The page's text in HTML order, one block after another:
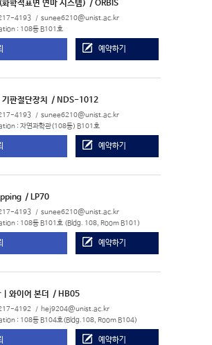
학적표면 연마 시스템) / ORBIS
4193 sunee6210@unist.ac.kr
: 108동 B101호
예약하기
판절단장치 / NDS-1012
4193 sunee6210@unist.ac.kr
: 자연과학관(108동) B101호
예약하기
/ LP70
4193 sunee6210@unist.ac.kr
: 108동 B101호 (Bldg. 108, Room B101)
예약하기
와이어 본더 / HB05
4192 hej9204@unist.ac.kr
: 108동 B104호(Bldg.108, Room B104)
예약하기